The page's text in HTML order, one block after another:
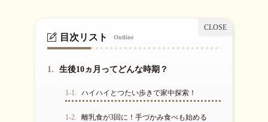
目次リスト Outline
1. 生後10ヵ月ってどんな時期？
1-1. ハイハイとつたい歩きで家中探索！
1-2. 離乳食が3回に！手づかみ食べも始める